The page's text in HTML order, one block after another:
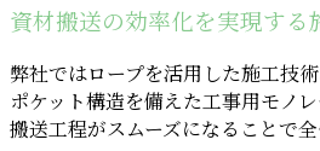
資材搬送の効率化を実現する
弊社ではロープを活用した施工技
ポケット構造を備えた工事用モノ
搬送工程がスムーズになることで